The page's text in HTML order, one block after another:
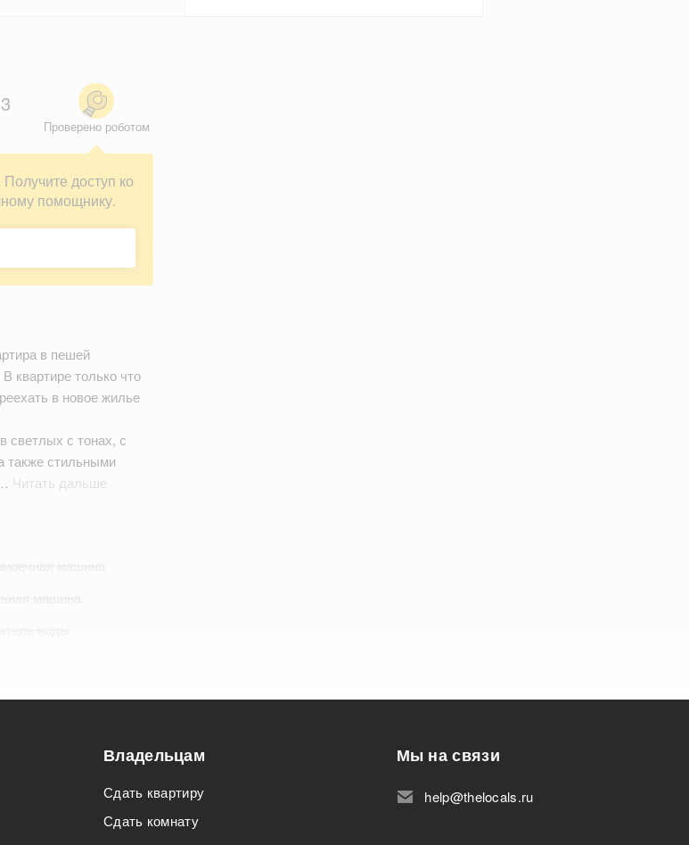
Проверено роботом
Получите доступ ко
помощнику.
в пешей
квартире только что
в новое жилье
светлых с тонах, с
также стильными
Читать дальше
для мероприятийВладельцам
Сдать квартиру
Сдать комнату
Мы на связи
help@thelocals.ru